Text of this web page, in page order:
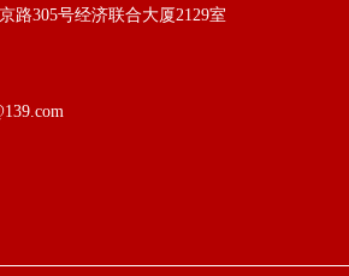
路305号经济联合大厦2129室